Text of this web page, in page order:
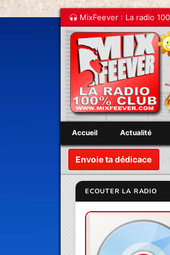
MixFeever : La radio
Accueil Actualité
Envoie ta dédicace
ECOUTER LA RADIO